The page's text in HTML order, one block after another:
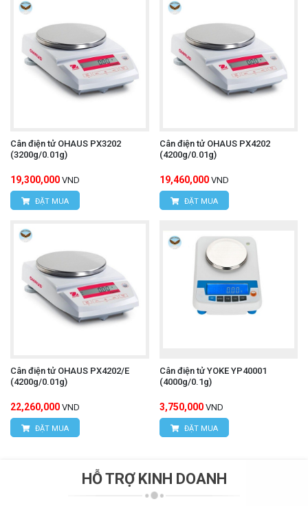
Cân điện tử OHAUS PX3202
(3200g/0.01g)
19,300,000 VND
ĐẶT MUA
Cân điện tử OHAUS PX4202
(4200g/0.01g)
19,460,000 VND
ĐẶT MUA
Cân điện tử OHAUS PX4202/E
(4200g/0.01g)
22,260,000 VND
ĐẶT MUA
Cân điện tử YOKE YP40001
(4000g/0.1g)
3,750,000 VND
ĐẶT MUA
HỖ TRỢ KINH DOANH